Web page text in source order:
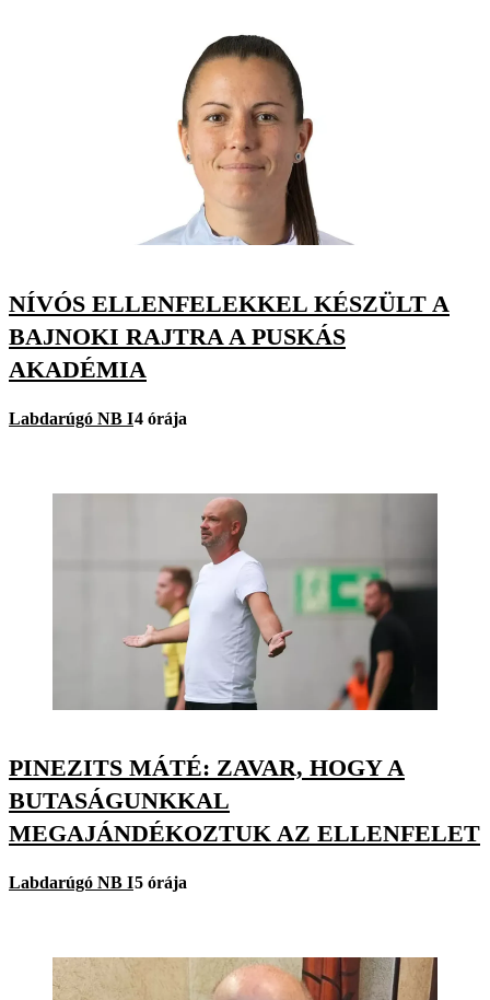
NÍVÓS ELLENFELEKKEL KÉSZÜLT A
BAJNOKI RAJTRA A PUSKÁS
AKADÉMIA
Labdarúgó NB I4 órája
PINEZITS MÁTÉ: ZAVAR, HOGY A
BUTASÁGUNKKAL
MEGAJÁNDÉKOZTUK AZ ELLENFELET
Labdarúgó NB I5 órája